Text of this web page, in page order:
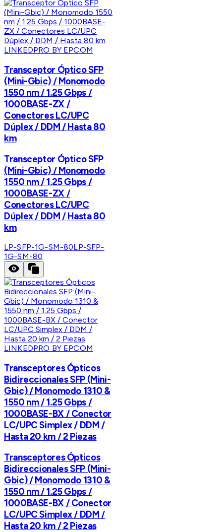
LINKEDPRO BY EPCOM
Transceptor Óptico SFP
(Mini-Gbic) / Monomodo
1550 nm / 1.25 Gbps /
1000BASE-ZX /
Conectores LC/UPC
Dúplex / DDM / Hasta 80
km
Transceptor Óptico SFP
(Mini-Gbic) / Monomodo
1550 nm / 1.25 Gbps /
1000BASE-ZX /
Conectores LC/UPC
Dúplex / DDM / Hasta 80
km
LP-SFP-1G-SM-80LP-SFP-
1G-SM-80
LINKEDPRO BY EPCOM
Transceptores Ópticos
Bidireccionales SFP (Mini-
Gbic) / Monomodo 1310 &
1550 nm / 1.25 Gbps /
1000BASE-BX / Conector
LC/UPC Simplex / DDM /
Hasta 20 km / 2 Piezas
Transceptores Ópticos
Bidireccionales SFP (Mini-
Gbic) / Monomodo 1310 &
1550 nm / 1.25 Gbps /
1000BASE-BX / Conector
LC/UPC Simplex / DDM /
Hasta 20 km / 2 Piezas